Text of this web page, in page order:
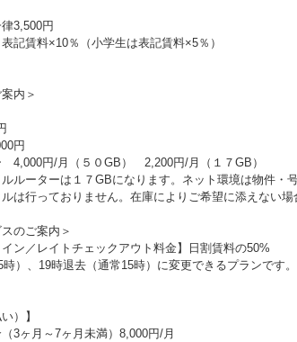
3,500円
表記賃料×10％（小学生は表記賃料×5％）
内＞
円
4,000円/月（５０GB） 2,200円/月（１７GB）
ルーターは１７GBになります。ネット環境は物件・
は行っておりません。在庫によりご希望に添えない
のご案内＞
イン／レイトチェックアウト料金】日割賃料の50%
）、19時退去（通常15時）に変更できるプランです。
）】
3ヶ月～7ヶ月未満）8,000円/月